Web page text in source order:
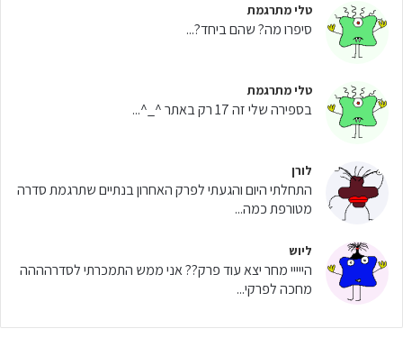
טלי מתרגמת
סיפרו מה? שהם ביחד?...
טלי מתרגמת
בספירה שלי זה 17 רק באתר ^_^...
לורן
התחלתי היום והגעתי לפרק האחרון בנתיים שתרגמת סדרה
מטורפת כמה...
ליוש
הייייי מחר יצא עוד פרק?? אני ממש התמכרתי לסדרהההה
מחכה לפרקי...